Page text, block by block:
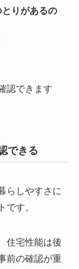
りがあるの
認できます
できる
らしやすさに
です。
住宅性能は後
前の確認が重